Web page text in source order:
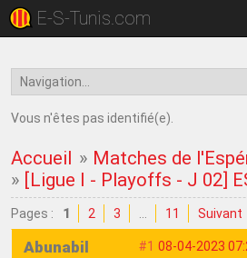
E-S-Tunis.com
Vous n'êtes pas identifié(e).
Accueil » Matches de
» [Ligue I - Playoffs - J 02]
Pages : 1 2 3 11 Suivant
#1 08-04-2023
Abunabil